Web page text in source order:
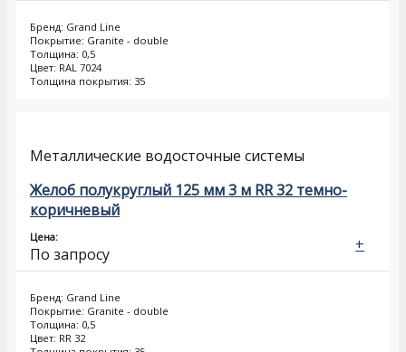
Бренд: Grand Line
Покрытие: Granite - double
Толщина: 0,5
Цвет: RAL 7024
Толщина покрытия: 35
Металлические водосточные системы
Желоб полукруглый 125 мм 3 м RR 32 темно-
коричневый
Цена:
По запросу
Бренд: Grand Line
Покрытие: Granite - double
Толщина: 0,5
Цвет: RR 32
+